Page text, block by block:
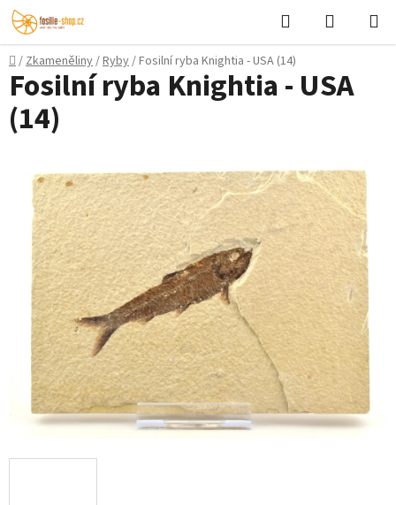
Přejít
na
obsah
Hledat
KOŠÍK
Domů
/Zkameněliny/Ryby/Fosilní ryba Knightia - USA (14)
Fosilní ryba Knightia - USA
(14)